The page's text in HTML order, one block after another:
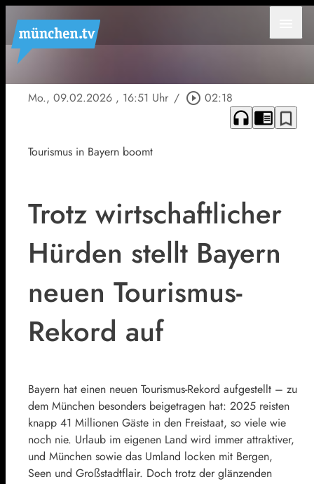
Mo., 09.02.2026 , 16:51 Uhr / play_circle_outline 02:18
headphones chrome_reader_mode bookmark_border
Tourismus in Bayern boomt
Trotz wirtschaftlicher
Hürden stellt Bayern
neuen Tourismus-
Rekord auf
Bayern hat einen neuen Tourismus-Rekord aufgestellt – zu
dem München besonders beigetragen hat: 2025 reisten
knapp 41 Millionen Gäste in den Freistaat, so viele wie
noch nie. Urlaub im eigenen Land wird immer attraktiver,
und München sowie das Umland locken mit Bergen,
Seen und Großstadtflair. Doch trotz der glänzenden